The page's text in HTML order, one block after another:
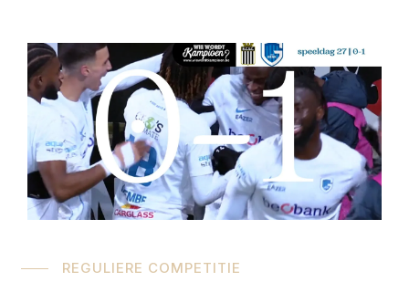
REGULIERE COMPETITIE